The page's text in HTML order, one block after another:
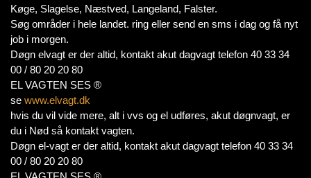
Køge, Slagelse, Næstved, Langeland, Falster.
Søg områder i hele landet. ring eller send en sms i dag og få nyt
job i morgen.
Døgn elvagt er der altid, kontakt akut dagvagt telefon 40 33 34
00 / 80 20 20 80
EL VAGTEN SES ®
se www.elvagt.dk
hvis du vil vide mere, alt i vvs og el udføres, akut døgnvagt, er
du i Nød så kontakt vagten.
Døgn el-vagt er der altid, kontakt akut dagvagt telefon 40 33 34
00 / 80 20 20 80